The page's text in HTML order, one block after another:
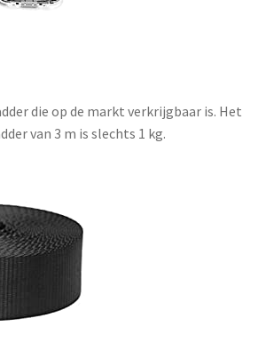
die op de markt verkrijgbaar is. Het
van 3 m is slechts 1 kg.